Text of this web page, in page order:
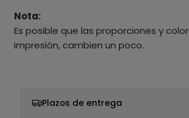
Nota:
Es posible que las proporciones y
impresión, cambien un poco.
Plazos de entrega